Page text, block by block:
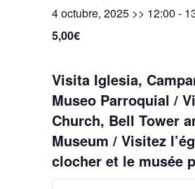
4 octubre, 2025 >> 12:00 -
5,00€
Visita Iglesia,
Museo Parroquial /
Church, Bell Tower
Museum / Visitez
clocher et le musée